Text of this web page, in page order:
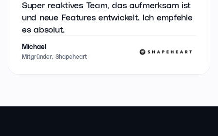
Super reaktives Team, das aufmerksam ist
und neue Features entwickelt. Ich empfehle
es absolut.
Michael
Mitgründer, Shapeheart